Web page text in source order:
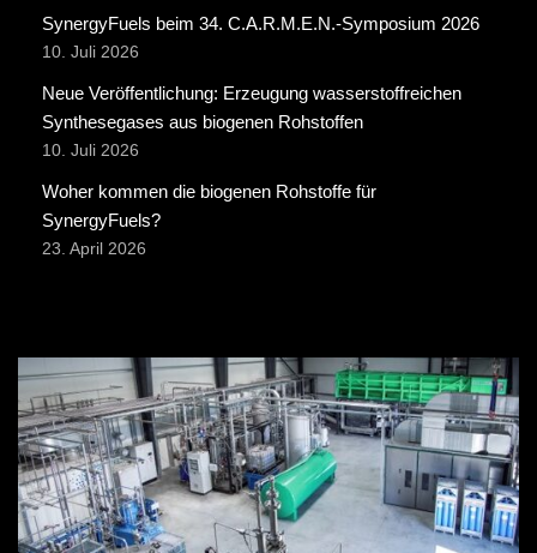
SynergyFuels beim 34. C.A.R.M.E.N.-Symposium 2026
10. Juli 2026
Neue Veröffentlichung: Erzeugung wasserstoffreichen
Synthesegases aus biogenen Rohstoffen
10. Juli 2026
Woher kommen die biogenen Rohstoffe für
SynergyFuels?
23. April 2026